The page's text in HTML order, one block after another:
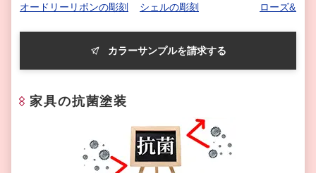
オードリーリボンの彫刻 シェルの彫刻 ローズ&リ
カラーサンプルを請求する
家具の抗菌塗装